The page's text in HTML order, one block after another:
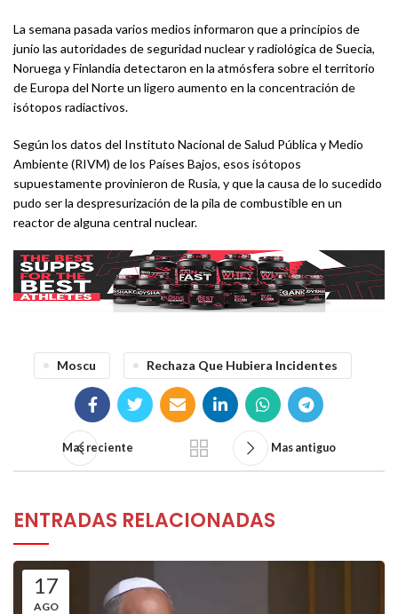
La semana pasada varios medios informaron que a principios de
junio las autoridades de seguridad nuclear y radiológica de Suecia,
Noruega y Finlandia detectaron en la atmósfera sobre el territorio
de Europa del Norte un ligero aumento en la concentración de
isótopos radiactivos.
Según los datos del Instituto Nacional de Salud Pública y Medio
Ambiente (RIVM) de los Países Bajos, esos isótopos
supuestamente provinieron de Rusia, y que la causa de lo sucedido
pudo ser la despresurización de la pila de combustible en un
reactor de alguna central nuclear.
Moscu Rechaza Que Hubiera Incidentes
Mas reciente Mas antiguo
ENTRADAS RELACIONADAS
17
AGO